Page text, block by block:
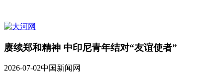
赓续郑和精神 中印尼青年结对“友谊使者”
2026-07-02中国新闻网